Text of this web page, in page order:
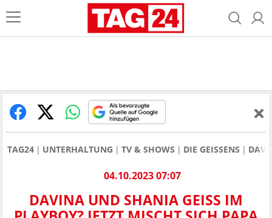
TAG24 UNTERHALTUNG TV & SHOWS DIE GEISSENS
04.10.2023 07:07
DAVINA UND SHANIA GEISS IM